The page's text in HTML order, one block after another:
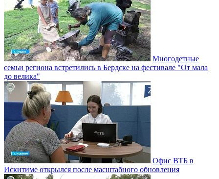
Многодетные
семьи региона встретились в Бердске на фестивале "От мала
до велика"
Офис ВТБ в
Искитиме открылся после масштабного обновления